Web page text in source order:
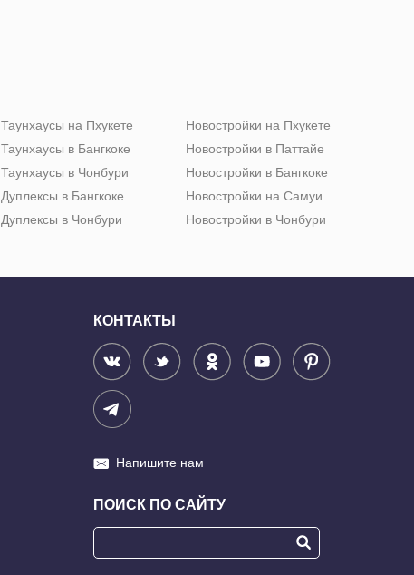
Таунхаусы на Пхукете
Таунхаусы в Бангкоке
Таунхаусы в Чонбури
Дуплексы в Бангкоке
Дуплексы в Чонбури
Новостройки на Пхукете
Новостройки в Паттайе
Новостройки в Бангкоке
Новостройки на Самуи
Новостройки в Чонбури
КОНТАКТЫ
Напишите нам
ПОИСК ПО САЙТУ